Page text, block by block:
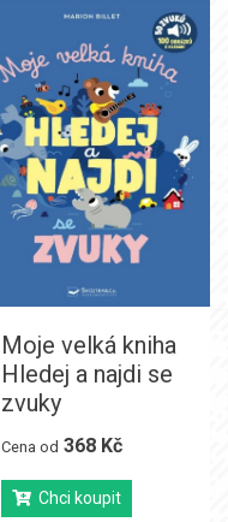
Moje velká kniha
Hledej a najdi se
zvuky
Cena od 368 Kč
Chci koupit